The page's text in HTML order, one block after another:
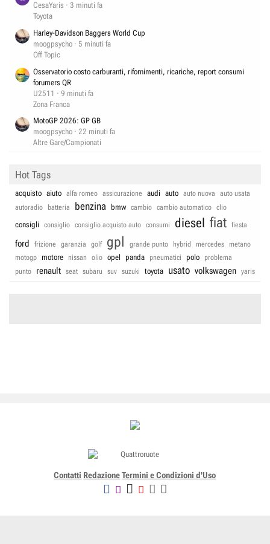
CesaYaris
3 minuti fa
Toyota
Harley-Davidson Baggers World Cup
moogpsycho
5 minuti fa
Off Topic
Osservatorio costo carburanti, rifornimenti, ricariche, report consumi
forumers QR
U2511
9 minuti fa
Zona Franca
MotoGP 2026: GP GB
moogpsycho
22 minuti fa
Altre Gare/Campionati
Hot Tags
acquisto aiuto alfa romeo assicurazione audi auto auto nuova
auto usata
autoradio
batteria benzina bmw cambio cambio automatico clio
consigli consiglio consiglio acquisto auto consumi diesel fiat fiesta
ford frizione garanzia golf gpl grande punto hybrid mercedes
metano
motogp
motore nissan olio opel panda pneumatici polo
problema
punto
renault seat subaru suv suzuki toyota usato volkswagen yaris
Contatti Redazione Termini e Condizioni d'Uso